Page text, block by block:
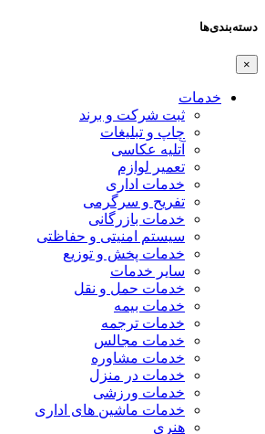
دسته‌بندی‌ها
×
خدمات
ثبت شرکت و برند
چاپ و تبلیغات
آتلیه عکاسی
تعمیر لوازم
خدمات اداری
تفریح و سرگرمی
خدمات بازرگانی
سیستم امنیتی و حفاظتی
خدمات پخش و توزیع
سایر خدمات
خدمات حمل و نقل
خدمات بیمه
خدمات ترجمه
خدمات مجالس
خدمات مشاوره
خدمات در منزل
خدمات ورزشی
خدمات ماشین های اداری
هنری